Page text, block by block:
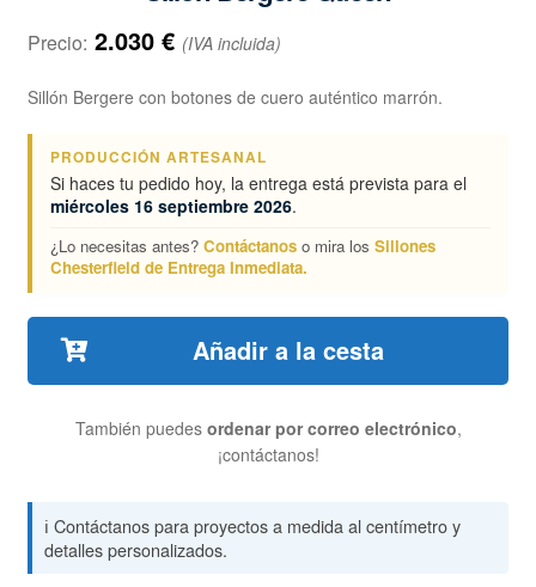
Precio: 2.030 € (IVA incluida)
Sillón Bergere con botones de cuero auténtico marrón.
PRODUCCIÓN ARTESANAL
Si haces tu pedido hoy, la entrega está prevista para el
miércoles 16 septiembre 2026.
¿Lo necesitas antes? Contáctanoso mira los Sillones
Chesterfield de Entrega Inmediata.
Añadir a la cesta
También puedes ordenar por correo electrónico,
¡contáctanos!
ℹ️ Contáctanos para proyectos a medida al centímetro y
detalles personalizados.